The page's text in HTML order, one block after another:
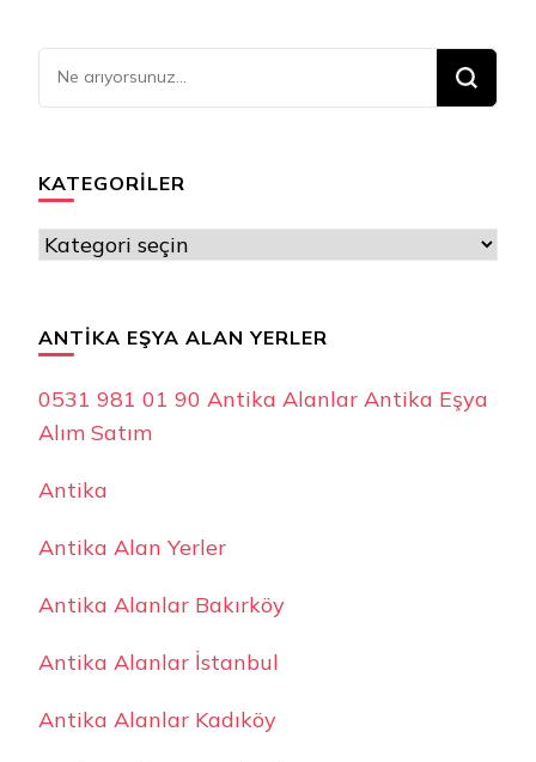
Bir
şey
KATEGORILER
Kategoriler
ANTIKA EŞYA ALAN YERLER
0531 981 01 90 Antika Alanlar Antika Eşya
Alım Satım
Antika
Antika Alan Yerler
Antika Alanlar Bakırköy
Antika Alanlar İstanbul
Antika Alanlar Kadıköy